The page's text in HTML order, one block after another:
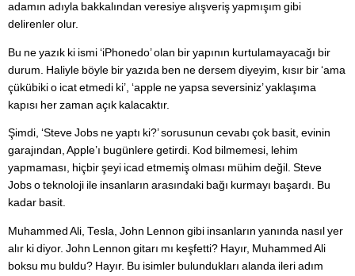
adamın adıyla bakkalından veresiye alışveriş yapmışım gibi
delirenler olur.
Bu ne yazık ki ismi ‘iPhonedo’ olan bir yapının kurtulamayacağı bir
durum. Haliyle böyle bir yazıda ben ne dersem diyeyim, kısır bir ‘ama
çükübiki o icat etmedi ki’, ‘apple ne yapsa seversiniz’ yaklaşıma
kapısı her zaman açık kalacaktır.
Şimdi, ‘Steve Jobs ne yaptı ki?’ sorusunun cevabı çok basit, evinin
garajından, Apple’ı bugünlere getirdi. Kod bilmemesi, lehim
yapmaması, hiçbir şeyi icad etmemiş olması mühim değil. Steve
Jobs o teknoloji ile insanların arasındaki bağı kurmayı başardı. Bu
kadar basit.
Muhammed Ali, Tesla, John Lennon gibi insanların yanında nasıl yer
alır ki diyor. John Lennon gitarı mı keşfetti? Hayır, Muhammed Ali
boksu mu buldu? Hayır. Bu isimler bulundukları alanda ileri adım